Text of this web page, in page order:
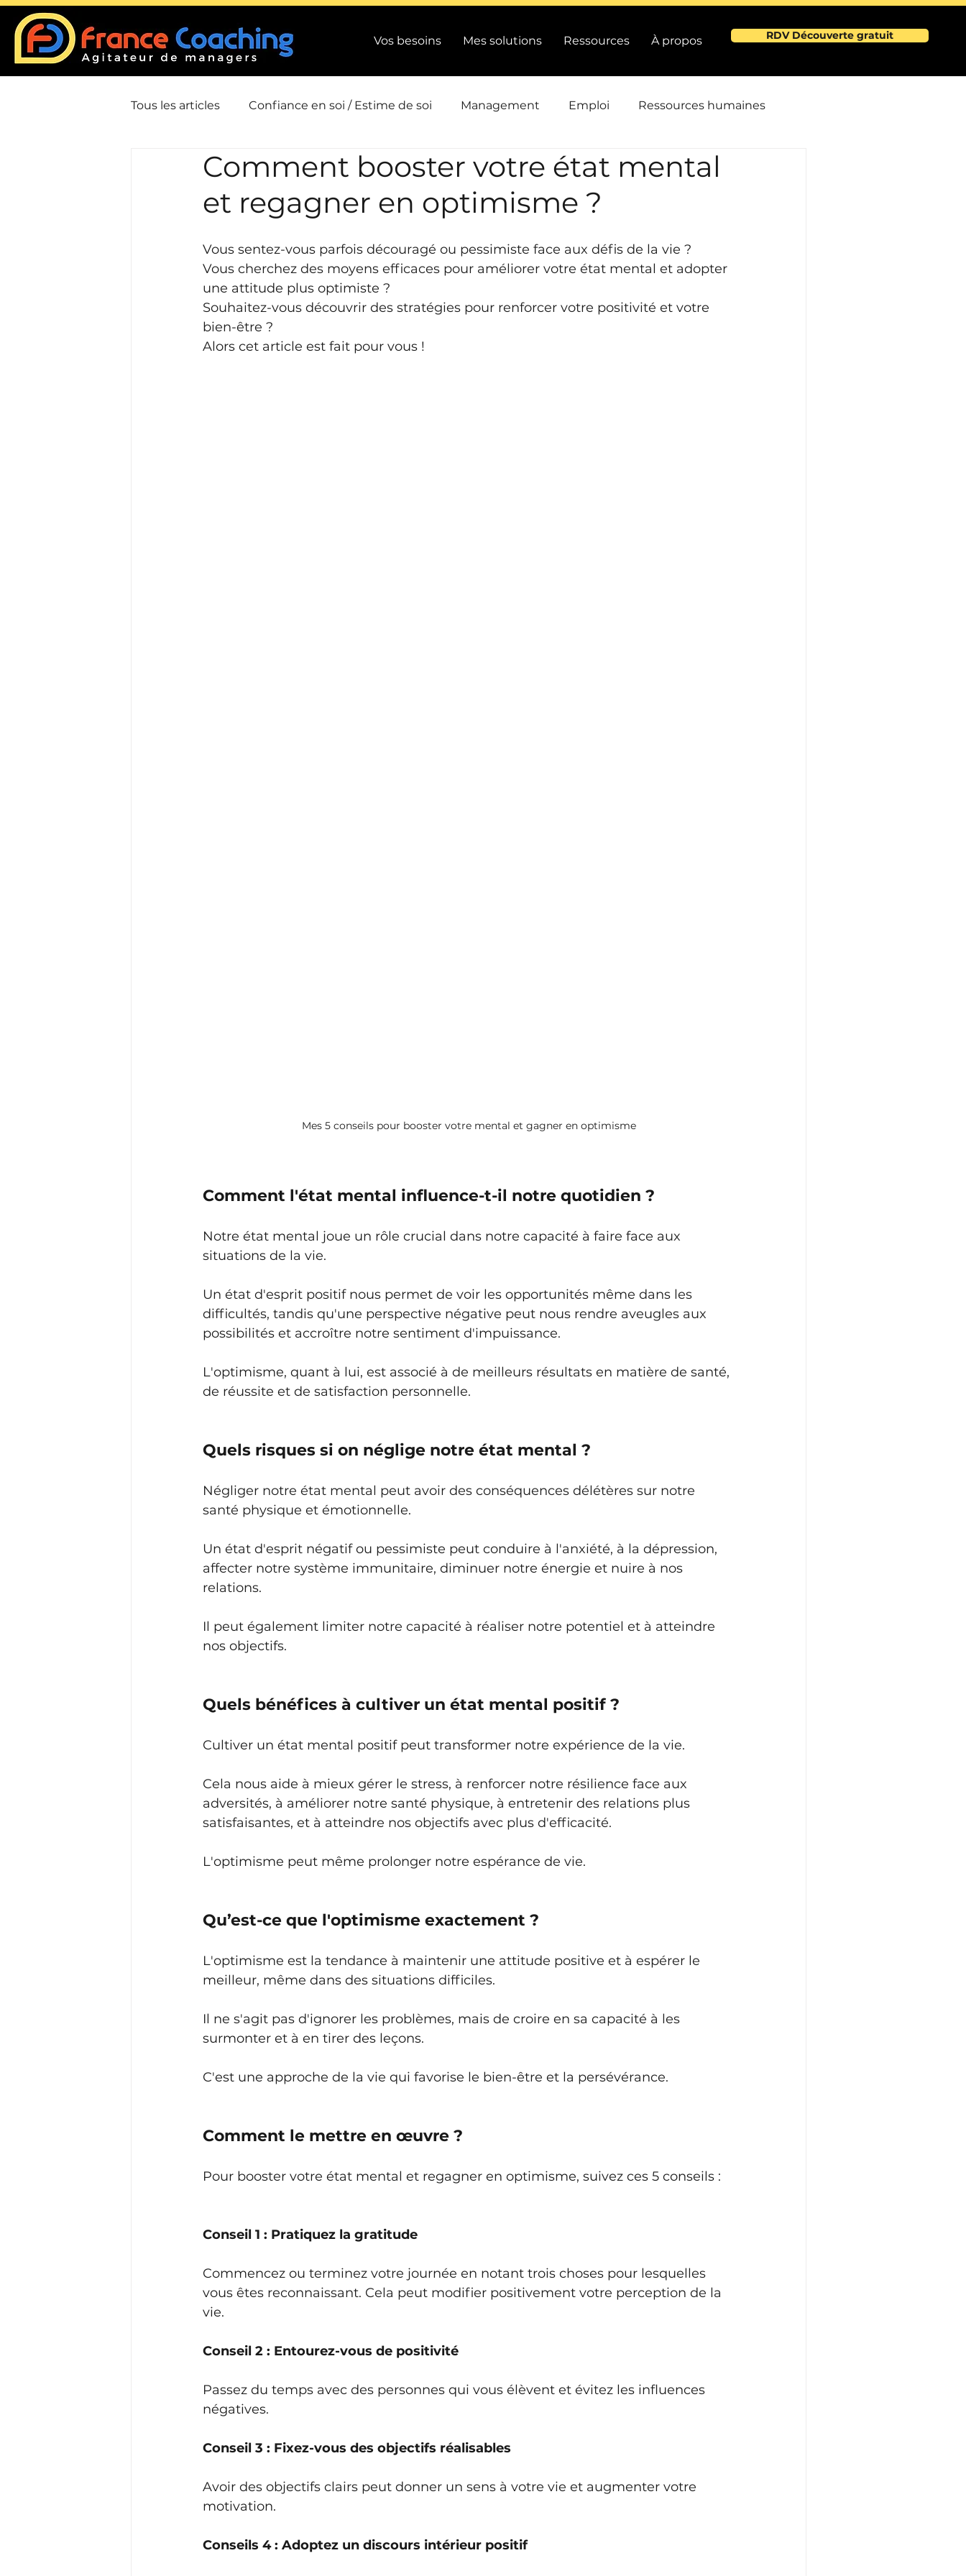
Vos besoins Mes solutions Ressources À propos RDV Découverte gratuit
Tous les articles Confiance en soi / Estime de soi Management Emploi Ressources humaines
Communication Conflits Intelligence collective Efficacité / Performance
Leadership / Charisme Conduite de changement / QVCT
Gestion du temps / Priorisation Actualité
Comment booster votre état mental
et regagner en optimisme ?
Vous sentez-vous parfois découragé ou pessimiste face aux défis de la vie ?
Vous cherchez des moyens efficaces pour améliorer votre état mental et adopter
une attitude plus optimiste ?
Souhaitez-vous découvrir des stratégies pour renforcer votre positivité et votre
bien-être ?
Alors cet article est fait pour vous !
Mes 5 conseils pour booster votre mental et gagner en optimisme
Comment l'état mental influence-t-il notre quotidien ?
Notre état mental joue un rôle crucial dans notre capacité à faire face aux
situations de la vie.
Un état d'esprit positif nous permet de voir les opportunités même dans les
difficultés, tandis qu'une perspective négative peut nous rendre aveugles aux
possibilités et accroître notre sentiment d'impuissance.
L'optimisme, quant à lui, est associé à de meilleurs résultats en matière de santé,
de réussite et de satisfaction personnelle.
Quels risques si on néglige notre état mental ?
Négliger notre état mental peut avoir des conséquences délétères sur notre
santé physique et émotionnelle.
Un état d'esprit négatif ou pessimiste peut conduire à l'anxiété, à la dépression,
affecter notre système immunitaire, diminuer notre énergie et nuire à nos
relations.
Il peut également limiter notre capacité à réaliser notre potentiel et à atteindre
nos objectifs.
Quels bénéfices à cultiver un état mental positif ?
Cultiver un état mental positif peut transformer notre expérience de la vie.
Cela nous aide à mieux gérer le stress, à renforcer notre résilience face aux
adversités, à améliorer notre santé physique, à entretenir des relations plus
satisfaisantes, et à atteindre nos objectifs avec plus d'efficacité.
L'optimisme peut même prolonger notre espérance de vie.
Qu’est-ce que l'optimisme exactement ?
L'optimisme est la tendance à maintenir une attitude positive et à espérer le
meilleur, même dans des situations difficiles.
Il ne s'agit pas d'ignorer les problèmes, mais de croire en sa capacité à les
surmonter et à en tirer des leçons.
C'est une approche de la vie qui favorise le bien-être et la persévérance.
Comment le mettre en œuvre ?
Pour booster votre état mental et regagner en optimisme, suivez ces 5 conseils :
Conseil 1 : Pratiquez la gratitude
Commencez ou terminez votre journée en notant trois choses pour lesquelles
vous êtes reconnaissant. Cela peut modifier positivement votre perception de la
vie.
Conseil 2 : Entourez-vous de positivité
Passez du temps avec des personnes qui vous élèvent et évitez les influences
négatives.
Conseil 3 : Fixez-vous des objectifs réalisables
Avoir des objectifs clairs peut donner un sens à votre vie et augmenter votre
motivation.
Conseils 4 : Adoptez un discours intérieur positif